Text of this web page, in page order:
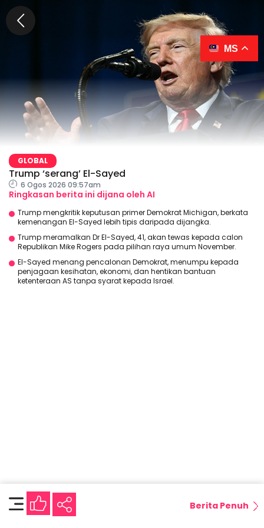
GLOBAL
Trump ‘serang’ El-Sayed
6 Ogos 2026 09:57am
Ringkasan berita ini dijana oleh AI
Trump mengkritik keputusan primer Demokrat Michigan, berkata
kemenangan El-Sayed lebih tipis daripada dijangka.
Trump meramalkan Dr El-Sayed, 41, akan tewas kepada calon
Republikan Mike Rogers pada pilihan raya umum November.
El-Sayed menang pencalonan Demokrat, menumpu kepada
penjagaan kesihatan, ekonomi, dan hentikan bantuan
ketenteraan AS tanpa syarat kepada Israel.
Berita Penuh
MS